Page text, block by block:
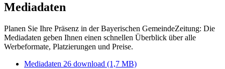
Mediadaten
Planen Sie Ihre Präsenz in der Bayerischen GemeindeZeitung: Die
Mediadaten geben Ihnen einen schnellen Überblick über alle
Werbeformate, Platzierungen und Preise.
Mediadaten 26 download (1,7 MB)